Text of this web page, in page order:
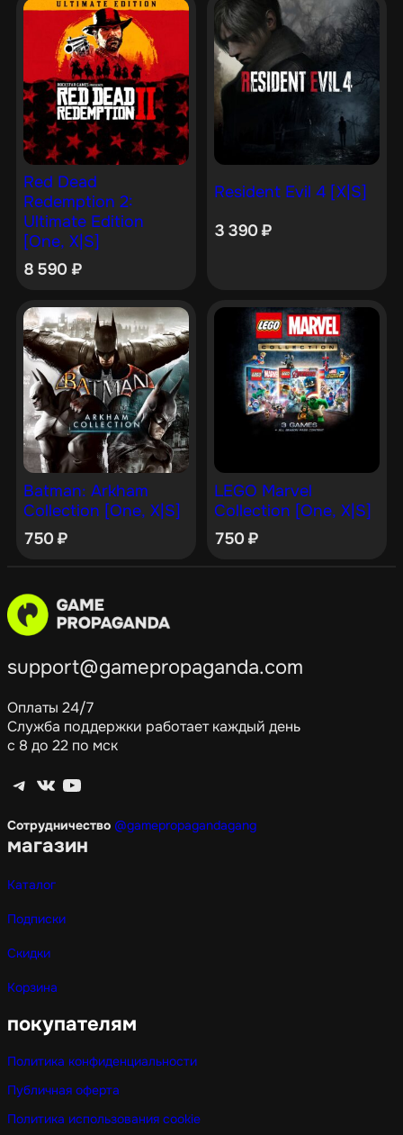
Red Dead
Redemption 2:
Ultimate Edition
[One, X|S]
8 590 ₽
Resident Evil 4 [X|S]
3 390₽
Batman: Arkham
Collection [One, X|S]
750₽
LEGO Marvel
Collection [One, X|S]
750₽
support@gamepropaganda.com
Оплаты 24/7
Служба поддержки работает каждый день
с 8 до 22 по мск
Telegram ВКонтакте YouTube
Сотрудничество @gamepropagandagang
магазин
Каталог
Подписки
Скидки
Корзина
покупателям
Политика конфиденциальности
Публичная оферта
Политика использования cookie